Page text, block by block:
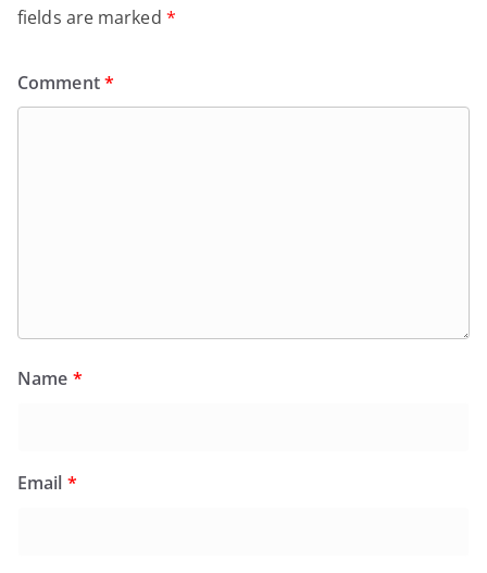
fields are marked *
Comment*
Name *
Email *